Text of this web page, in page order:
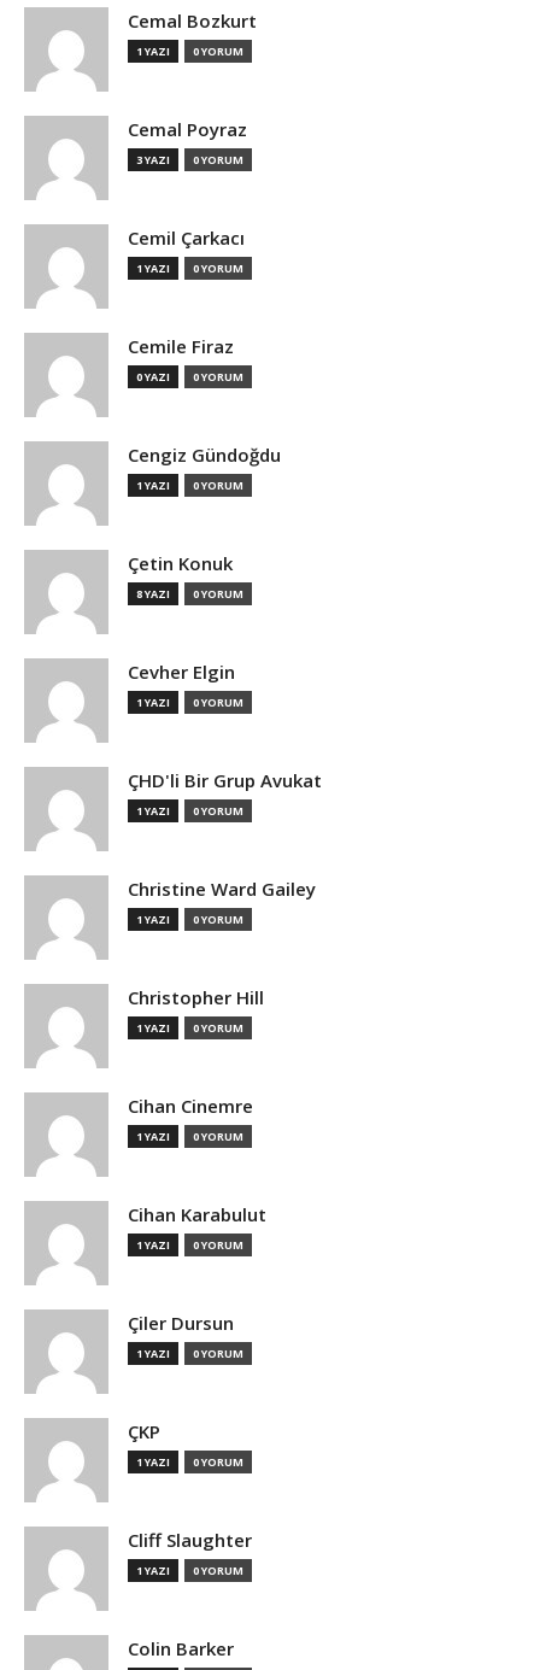
Cemal Bozkurt
1 YAZI 0 YORUM
Cemal Poyraz
3 YAZI 0 YORUM
Cemil Çarkacı
1 YAZI 0 YORUM
Cemile Firaz
0 YAZI 0 YORUM
Cengiz Gündoğdu
1 YAZI 0 YORUM
Çetin Konuk
8 YAZI 0 YORUM
Cevher Elgin
1 YAZI 0 YORUM
ÇHD'li Bir Grup Avukat
1 YAZI 0 YORUM
Christine Ward Gailey
1 YAZI 0 YORUM
Christopher Hill
1 YAZI 0 YORUM
Cihan Cinemre
1 YAZI 0 YORUM
Cihan Karabulut
1 YAZI 0 YORUM
Çiler Dursun
1 YAZI 0 YORUM
ÇKP
1 YAZI 0 YORUM
Cliff Slaughter
1 YAZI 0 YORUM
Colin Barker